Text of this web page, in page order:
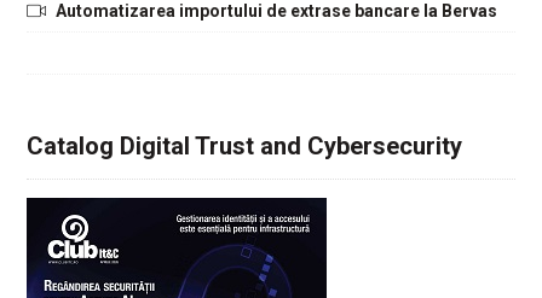
Automatizarea importului de extrase bancare la Bervas
Catalog Digital Trust and Cybersecurity